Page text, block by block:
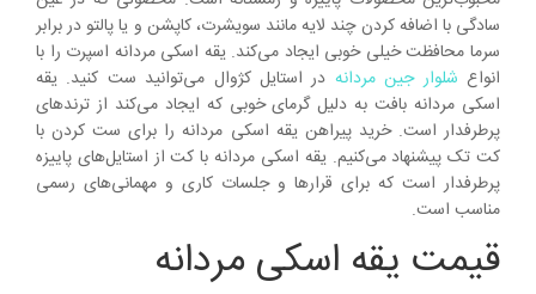
سادگی با اضافه کردن چند لایه مانند سویشرت، کاپشن و یا پالتو در برابر
سرما محافظت خیلی خوبی ایجاد می‌کند. یقه اسکی مردانه اسپرت را با
انواع شلوار جین مردانه در استایل کژوال می‌توانید ست کنید. یقه
اسکی مردانه بافت به دلیل گرمای خوبی که ایجاد می‌کند از ترندهای
پرطرفدار است. خرید پیراهن یقه اسکی مردانه را برای ست کردن با
کت تک پیشنهاد می‌کنیم. یقه اسکی مردانه با کت از استایل‌های پاییزه
پرطرفدار است که برای قرارها و جلسات کاری و مهمانی‌های رسمی
مناسب است.
قیمت یقه اسکی مردانه